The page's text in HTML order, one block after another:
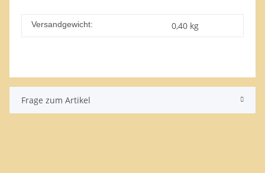
Versandgewicht: 0,40 kg
Frage zum Artikel